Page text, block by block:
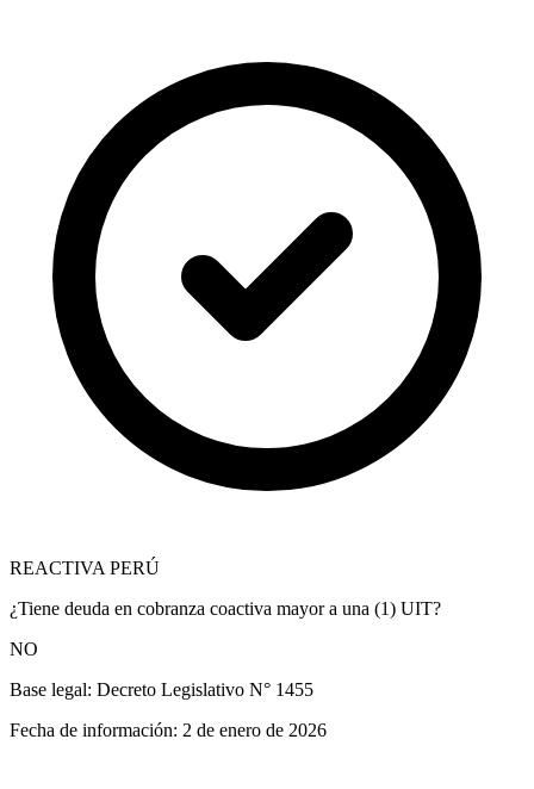
REACTIVA PERÚ
¿Tiene deuda en cobranza coactiva mayor a una (1) UIT?
NO
Base legal: Decreto Legislativo N° 1455
Fecha de información: 2 de enero de 2026